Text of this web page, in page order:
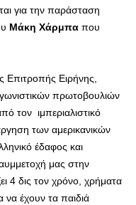
για την παράσταση
Μάκη Χάρμπα που
Επιτροπής Ειρήνης,
πρωτοβουλιών
τον ιμπεριαλιστικό
των αμερικανικών
έδαφος και
μας στην
4 δις τον χρόνο, χρήματα
έχουν τα παιδιά